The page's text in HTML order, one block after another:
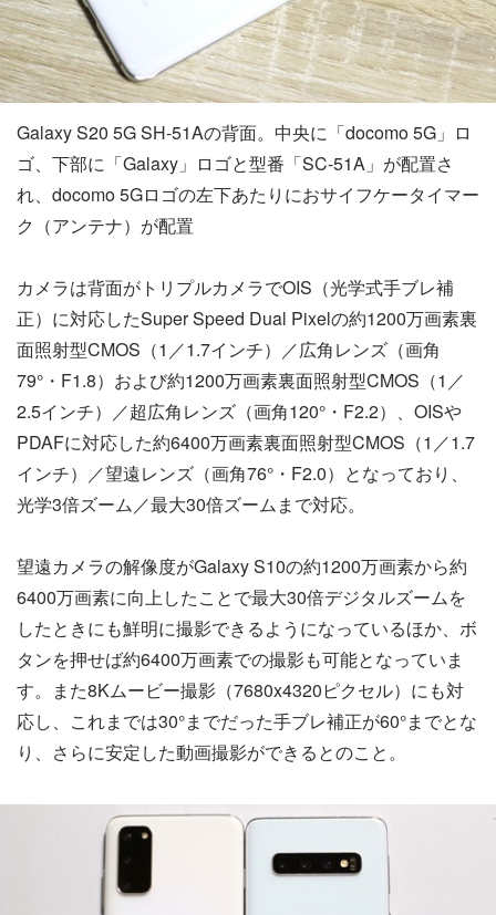
Galaxy S20 5G SH-51Aの背面。中央に「docomo 5G」ロ
ゴ、下部に「Galaxy」ロゴと型番「SC-51A」が配置さ
れ、docomo 5Gロゴの左下あたりにおサイフケータイマー
ク（アンテナ）が配置
カメラは背面がトリプルカメラでOIS（光学式手ブレ補
正）に対応したSuper Speed Dual Pixelの約1200万画素裏
面照射型CMOS（1／1.7インチ）／広角レンズ（画角
79°・F1.8）および約1200万画素裏面照射型CMOS（1／
2.5インチ）／超広角レンズ（画角120°・F2.2）、OISや
PDAFに対応した約6400万画素裏面照射型CMOS（1／1.7
インチ）／望遠レンズ（画角76°・F2.0）となっており、
光学3倍ズーム／最大30倍ズームまで対応。
望遠カメラの解像度がGalaxy S10の約1200万画素から約
6400万画素に向上したことで最大30倍デジタルズームを
したときにも鮮明に撮影できるようになっているほか、ボ
タンを押せば約6400万画素での撮影も可能となっていま
す。また8Kムービー撮影（7680x4320ピクセル）にも対
応し、これまでは30°までだった手ブレ補正が60°までとな
り、さらに安定した動画撮影ができるとのこと。